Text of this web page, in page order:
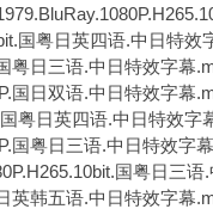
国粤日英四语.中日特效
粤日三语.中日特效字幕
国日双语.中日特效字幕
粤日英四语.中日特效字
国粤日三语.中日特效字
国粤日三
英韩五语.中日特效字幕